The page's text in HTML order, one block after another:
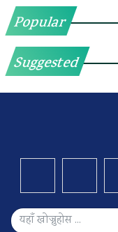
Popular
Suggested